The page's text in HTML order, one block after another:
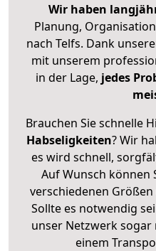
Wir haben
Planung,
nach Telfs. Dank
mit unserem
in der Lage, jedes
Brauchen Sie schnelle
Habseligkeiten? Wir
es wird schnell,
Auf Wunsch können
verschiedenen
Sollte es notwendig
unser Netzwerk
einem